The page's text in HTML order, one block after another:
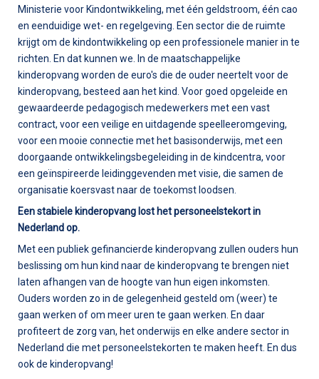
Ministerie voor Kindontwikkeling, met één geldstroom, één cao
en eenduidige wet- en regelgeving. Een sector die de ruimte
krijgt om de kindontwikkeling op een professionele manier in te
richten. En dat kunnen we. In de maatschappelijke
kinderopvang worden de euro's die de ouder neertelt voor de
kinderopvang, besteed aan het kind. Voor goed opgeleide en
gewaardeerde pedagogisch medewerkers met een vast
contract, voor een veilige en uitdagende speelleeromgeving,
voor een mooie connectie met het basisonderwijs, met een
doorgaande ontwikkelingsbegeleiding in de kindcentra, voor
een geïnspireerde leidinggevenden met visie, die samen de
organisatie koersvast naar de toekomst loodsen.
Een stabiele kinderopvang lost het personeelstekort in
Nederland op.
Met een publiek gefinancierde kinderopvang zullen ouders hun
beslissing om hun kind naar de kinderopvang te brengen niet
laten afhangen van de hoogte van hun eigen inkomsten.
Ouders worden zo in de gelegenheid gesteld om (weer) te
gaan werken of om meer uren te gaan werken. En daar
profiteert de zorg van, het onderwijs en elke andere sector in
Nederland die met personeelstekorten te maken heeft. En dus
ook de kinderopvang!